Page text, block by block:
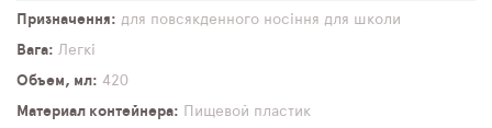
Призначення для повсякденного носіння для школи
Вага
Легкі
Объем, мл
420
Материал контейнера
Пищевой пластик